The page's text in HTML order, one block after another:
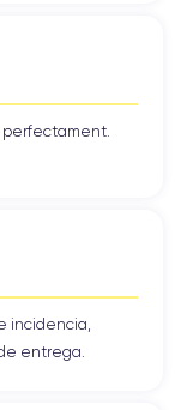
incidencia,
entrega.